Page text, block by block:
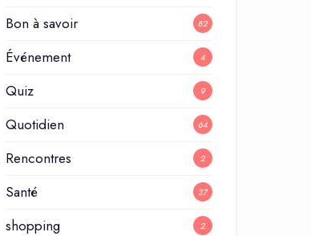
Bon à savoir 82
Événement 4
Quiz 9
Quotidien 64
Rencontres 2
Santé 37
shopping 2